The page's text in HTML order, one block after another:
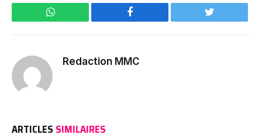
WhatsApp Facebook Twitter
Redaction MMC
ARTICLES SIMILAIRES